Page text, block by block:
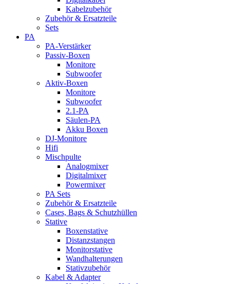
Kabelzubehör
Zubehör & Ersatzteile
Sets
PA
PA-Verstärker
Passiv-Boxen
Monitore
Subwoofer
Aktiv-Boxen
Monitore
Subwoofer
2.1-PA
Säulen-PA
Akku Boxen
DJ-Monitore
Hifi
Mischpulte
Analogmixer
Digitalmixer
Powermixer
PA Sets
Zubehör & Ersatzteile
Cases, Bags & Schutzhüllen
Stative
Boxenstative
Distanzstangen
Monitorstative
Wandhalterungen
Stativzubehör
Kabel & Adapter